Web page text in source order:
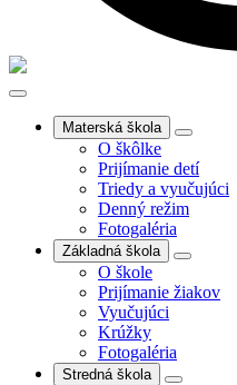
Materská škola
O škôlke
Prijímanie detí
Triedy a vyučujúci
Denný režim
Fotogaléria
Základná škola
O škole
Prijímanie žiakov
Vyučujúci
Krúžky
Fotogaléria
Stredná škola